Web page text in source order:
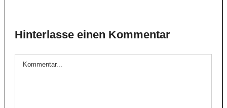
Hinterlasse einen Kommentar
Kommentar